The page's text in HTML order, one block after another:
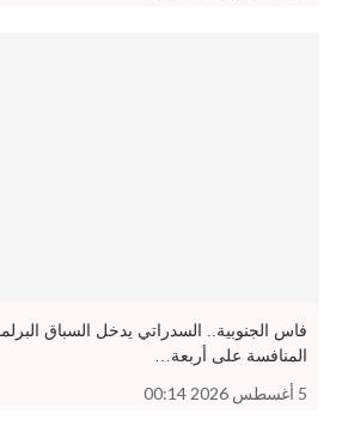
فاس الجنوبية.. السدراتي يدخل السباق
المنافسة على أربعة…
5 أغسطس 2026 00:14